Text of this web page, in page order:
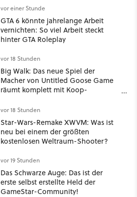
vor einer Stunde
GTA 6 könnte jahrelange Arbeit
vernichten: So viel Arbeit steckt
hinter GTA Roleplay
vor 18 Stunden
Big Walk: Das neue Spiel der
Macher von Untitled Goose Game
räumt komplett mit Koop-
vor 18 Stunden
Star-Wars-Remake XWVM: Was ist
neu bei einem der größten
kostenlosen Weltraum-Shooter?
vor 19 Stunden
Das Schwarze Auge: Das ist der
erste selbst erstellte Held der
GameStar-Community!